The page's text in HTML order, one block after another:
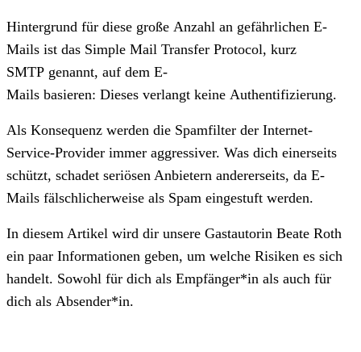
Hintergrund für diese große Anzahl an gefährlichen E-
Mails ist das Simple Mail Transfer Protocol, kurz
SMTP genannt, auf dem E-
Mails basieren: Dieses verlangt keine Authentifizierung.
Als Konsequenz werden die Spamfilter der Internet-
Service-Provider immer aggressiver. Was dich einerseits
schützt, schadet seriösen Anbietern andererseits, da E-
Mails fälschlicherweise als Spam eingestuft werden.
In diesem Artikel wird dir unsere Gastautorin Beate Roth
ein paar Informationen geben, um welche Risiken es sich
handelt. Sowohl für dich als Empfänger*in als auch für
dich als Absender*in.